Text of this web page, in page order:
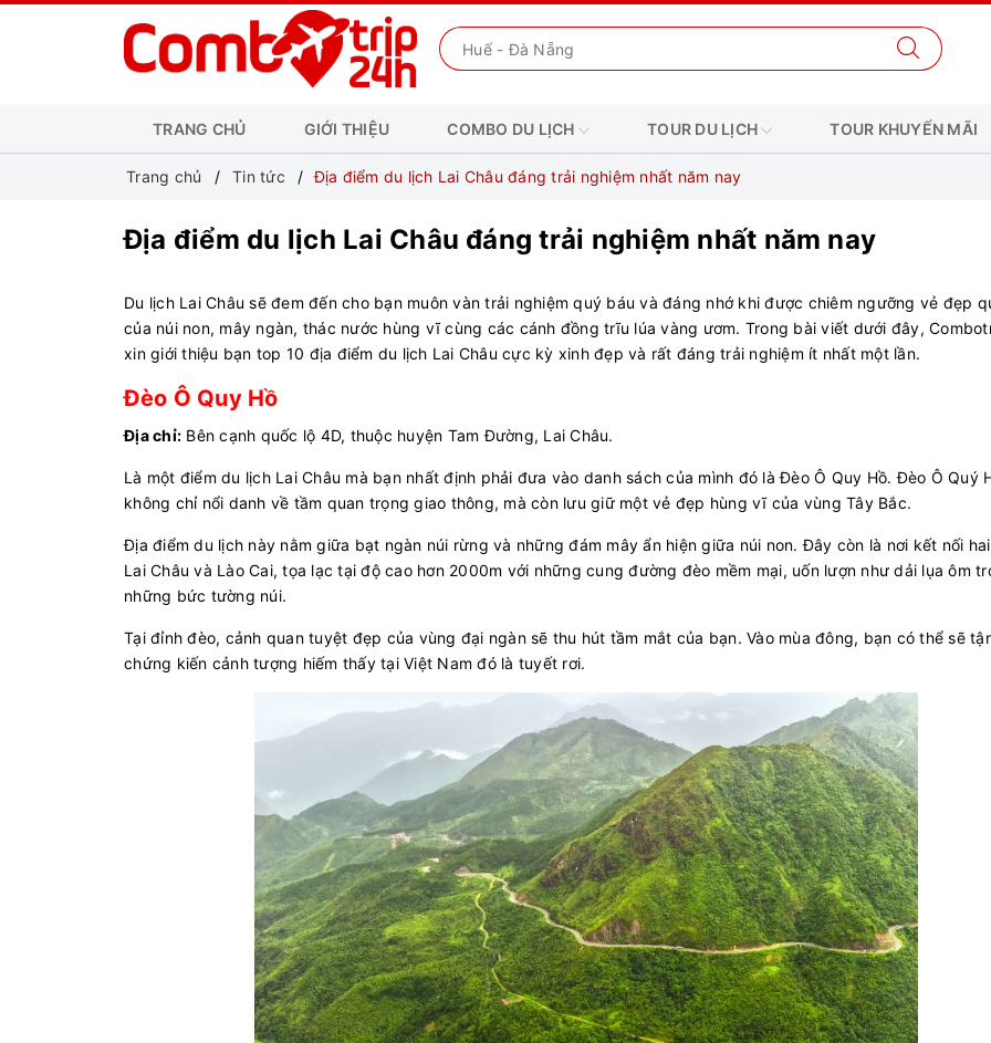
TRANG CHỦ GIỚI THIỆU COMBO DU LỊCH TOUR DU LỊCH TOUR KHUYẾN MÃI
Trang chủ Tin tức Địa điểm du lịch Lai Châu đáng trải nghiệm nhất năm nay
Địa điểm du lịch Lai Châu đáng trải nghiệm nhất năm nay
Du lịch Lai Châu sẽ đem đến cho bạn muôn vàn trải nghiệm quý báu và đáng nhớ khi được chiêm ngưỡng vẻ đẹp
của núi non, mây ngàn, thác nước hùng vĩ cùng các cánh đồng trĩu lúa vàng ươm. Trong bài viết dưới đây,
xin giới thiệu bạn top 10 địa điểm du lịch Lai Châu cực kỳ xinh đẹp và rất đáng trải nghiệm ít nhất một lần.
Đèo Ô Quy Hồ
Địa chỉ: Bên cạnh quốc lộ 4D, thuộc huyện Tam Đường, Lai Châu.
Là một điểm du lịch Lai Châu mà bạn nhất định phải đưa vào danh sách của mình đó là Đèo Ô Quy Hồ. Đèo Ô Quý
không chỉ nổi danh về tầm quan trọng giao thông, mà còn lưu giữ một vẻ đẹp hùng vĩ của vùng Tây Bắc.
Địa điểm du lịch này nằm giữa bạt ngàn núi rừng và những đám mây ẩn hiện giữa núi non. Đây còn là nơi kết nối
Lai Châu và Lào Cai, tọa lạc tại độ cao hơn 2000m với những cung đường đèo mềm mại, uốn lượn như dải lụa ôm
những bức tường núi.
Tại đỉnh đèo, cảnh quan tuyệt đẹp của vùng đại ngàn sẽ thu hút tầm mắt của bạn. Vào mùa đông, bạn có thể sẽ
chứng kiến cảnh tượng hiếm thấy tại Việt Nam đó là tuyết rơi.